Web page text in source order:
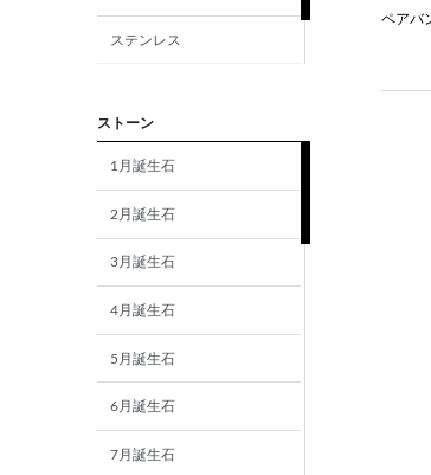
ステンレス
ストーン
1月誕生石
2月誕生石
3月誕生石
4月誕生石
5月誕生石
6月誕生石
7月誕生石
ペアバ